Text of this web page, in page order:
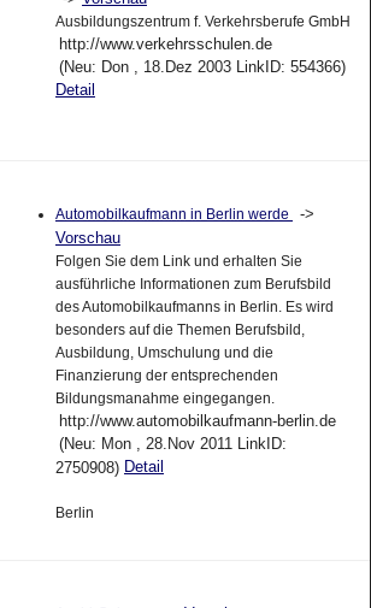
-> Vorschau
Ausbildungszentrum f. Verkehrsberufe GmbH
http://www.verkehrsschulen.de
(Neu: Don , 18.Dez 2003 LinkID: 554366)
Detail
Automobilkaufmann in Berlin werde
->
Vorschau
Folgen Sie dem Link und erhalten Sie
ausführliche Informationen zum Berufsbild
des Automobilkaufmanns in Berlin. Es wird
besonders auf die Themen Berufsbild,
Ausbildung, Umschulung und die
Finanzierung der entsprechenden
Bildungsmanahme eingegangen.
http://www.automobilkaufmann-berlin.de
(Neu: Mon , 28.Nov 2011 LinkID:
2750908) Detail
Berlin